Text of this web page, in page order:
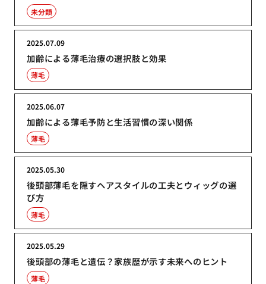
未分類
加齢による薄毛治療の選択肢と効果
2025.07.09
薄毛
加齢による薄毛予防と生活習慣の深い関係
2025.06.07
薄毛
後頭部薄毛を隠すヘアスタイルの工夫とウィッグの選
び方
2025.05.30
薄毛
後頭部の薄毛と遺伝？家族歴が示す未来へのヒント
2025.05.29
薄毛